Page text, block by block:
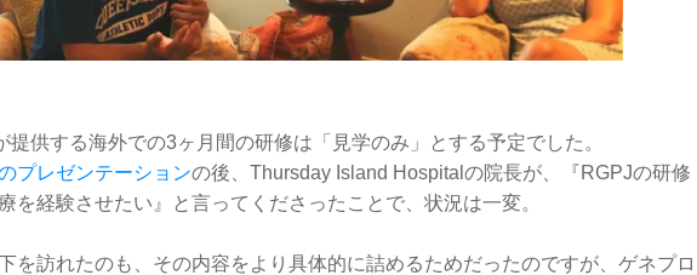
提供する海外での3ヶ月間の研修は「見学のみ」とする予定でした。
プレゼンテーションの後、Thursday Island Hospitalの院長が、『RGPJの研修
を経験させたい』と言ってくださったことで、状況は一変。
を訪れたのも、その内容をより具体的に詰めるためだったのですが、ゲネプロ